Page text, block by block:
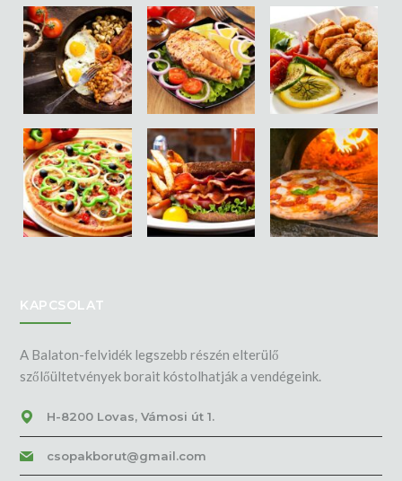
KAPCSOLAT
A Balaton-felvidék legszebb részén elterülő
szőlőültetvények borait kóstolhatják a vendégeink.
H-8200 Lovas, Vámosi út 1.
csopakborut@gmail.com